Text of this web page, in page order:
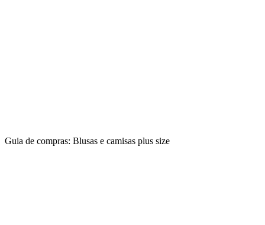
Guia de compras: Blusas e camisas plus size